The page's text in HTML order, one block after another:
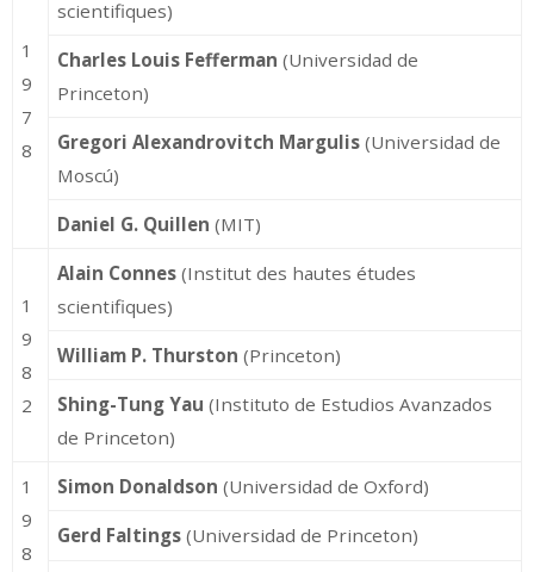
1
9
7
8
scientifiques)
Charles Louis Fefferman (Universidad de
Princeton)
Gregori Alexandrovitch Margulis(Universidad de
Moscú)
Daniel G. Quillen (MIT)
1
9
8
2
Alain Connes(Institut des hautes études
scientifiques)
William P. Thurston (Princeton)
Shing-Tung Yau (Instituto de Estudios Avanzados
de Princeton)
1
9
8
Simon Donaldson (Universidad de Oxford)
Gerd Faltings(Universidad de Princeton)